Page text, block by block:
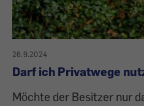
26.9.2024
Darf ich Privatwege
Möchte der Besitzer nur